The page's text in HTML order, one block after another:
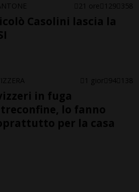
21 ore 129 358
Casolini lascia la
1 gior 94 138
in fuga
lo fanno
per la casa